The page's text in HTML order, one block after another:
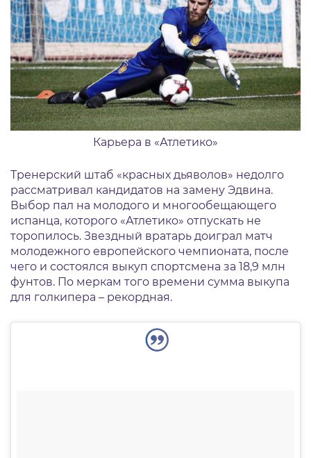
Карьера в «Атлетико»
Тренерский штаб «красных дьяволов» недолго
рассматривал кандидатов на замену Эдвина.
Выбор пал на молодого и многообещающего
испанца, которого «Атлетико» отпускать не
торопилось. Звездный вратарь доиграл матч
молодежного европейского чемпионата, после
чего и состоялся выкуп спортсмена за 18,9 млн
фунтов. По меркам того времени сумма выкупа
для голкипера – рекордная.